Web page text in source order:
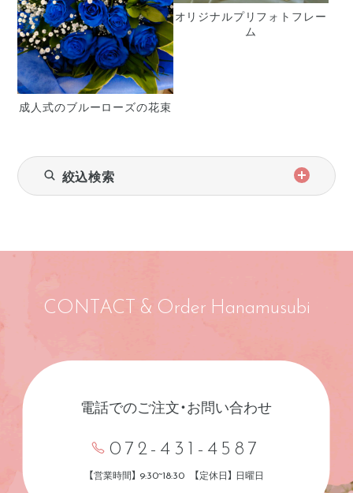
成人式のブルーローズの花束
オリジナルプリフォトフレー
ム
絞込検索
CONTACT & Order Hanamusubi
電話でのご注文・お問い合わせ
072-431-4587
【営業時間】 9:30~18:30 【定休日】 日曜日